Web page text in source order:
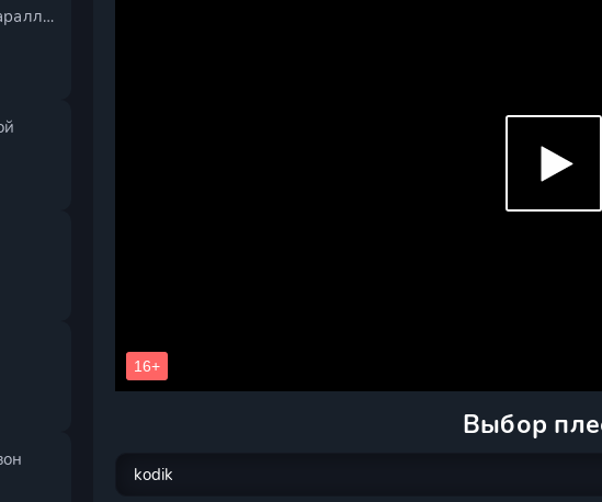
Выбор
Рыцарь-скелет вступает в параллельный мир 2 сезон